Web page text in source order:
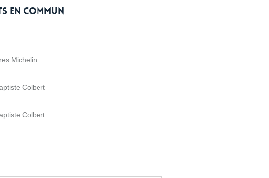
en commun
Michelin
Colbert
Colbert